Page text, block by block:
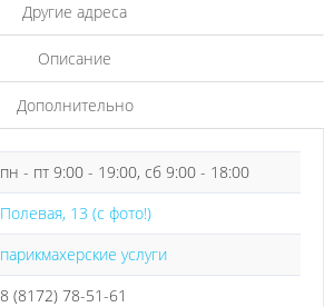
Другие адреса
Описание
Дополнительно
пн - пт 9:00 - 19:00, сб 9:00 - 18:00
Полевая, 13 (с фото!)
парикмахерские услуги
8 (8172) 78-51-61